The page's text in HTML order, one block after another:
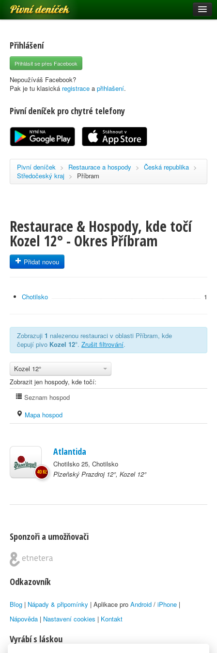
Pivní deníček
Pivní mapa
Pivní značky
Nápověda
Registrace
Přihlášení
Přihlásit se přes Facebook
Nepoužíváš Facebook?
Pak je tu klasická registrace a přihlašení.
Pivní deníček pro chytré telefony
Pivní deníček > Restaurace a hospody > Česká republika >
Středočeský kraj > Příbram
Restaurace & Hospody, kde točí
Kozel 12° - Okres Příbram
Přidat novou
Chotilsko 1
Zobrazuji 1 nalezenou restauraci v oblasti Příbram, kde
čepují pivo Kozel 12°. Zrušit filtrování.
Kozel 12°
Zobrazit jen hospody, kde točí:
Seznam hospod
Mapa hospod
Atlantida
Chotilsko 25, Chotilsko
Plzeňský Prazdroj 12°, Kozel 12°
40 Kč
Sponzoři a umožňovači
Odkazovník
Blog | Nápady & připomínky | Aplikace pro Android / iPhone |
Nápověda | Nastavení cookies | Kontakt
Vyrábí s láskou